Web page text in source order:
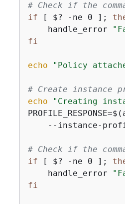
# Check if the
if [ $? -ne 0 ];
    handle_error
fi
echo "Policy
# Create instance
echo
"Creating
--instance-
# Check if the
if [ $? -ne 0 ];
    handle_error
fi